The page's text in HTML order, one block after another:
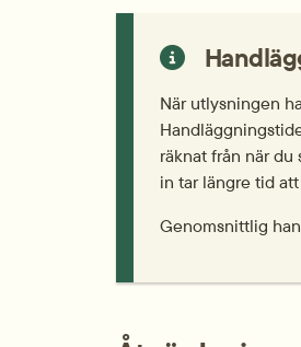
När utlysningen
räknat från när
in tar längre tid
Genomsnittlig